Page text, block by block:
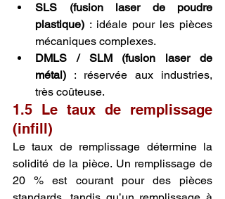
SLS (fusion laser de poudre
plastique) : idéale pour les pièces
mécaniques complexes.
DMLS / SLM (fusion laser de
métal) : réservée aux industries,
très coûteuse.
1.5 Le taux de remplissage
(infill)
Le taux de remplissage détermine la
solidité de la pièce. Un remplissage de
20 % est courant pour des pièces